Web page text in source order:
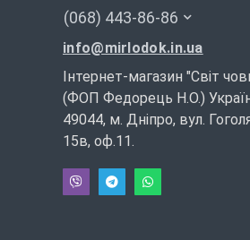
(068) 443-86-86
info@mirlodok.in.ua
Інтернет-магазин "Світ
(ФОП Федорець Н.О.)
49044, м. Дніпро, вул.
15в, оф.11.